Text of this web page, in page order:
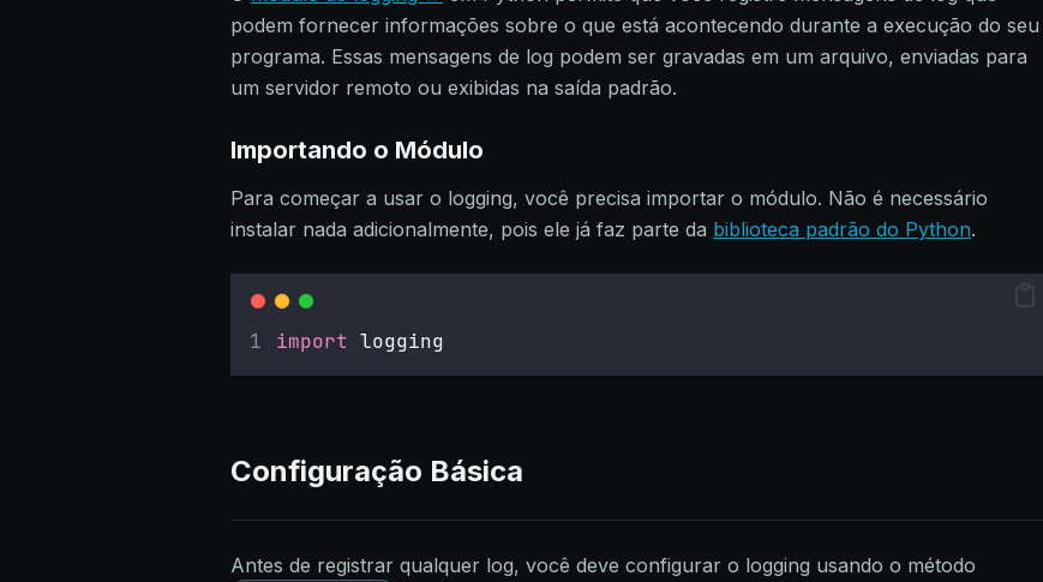
podem fornecer informações sobre o que está acontecendo durante a execução do seu
programa. Essas mensagens de log podem ser gravadas em um arquivo, enviadas para
um servidor remoto ou exibidas na saída padrão.
Importando o Módulo
Para começar a usar o logging, você precisa importar o módulo. Não é necessário
instalar nada adicionalmente, pois ele já faz parte da biblioteca padrão do Python.
import logging
Configuração Básica
Antes de registrar qualquer log, você deve configurar o logging usando o método